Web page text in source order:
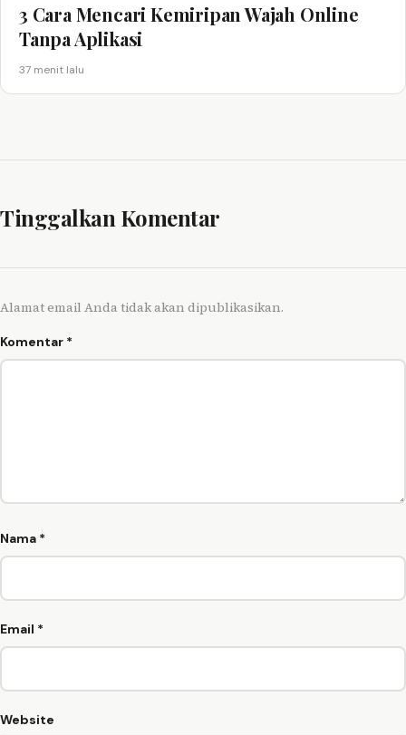
3 Cara Mencari Kemiripan Wajah Online
Tanpa Aplikasi
37 menit lalu
Tinggalkan Komentar
Alamat email Anda tidak akan dipublikasikan.
Komentar *
Nama *
Email *
Website